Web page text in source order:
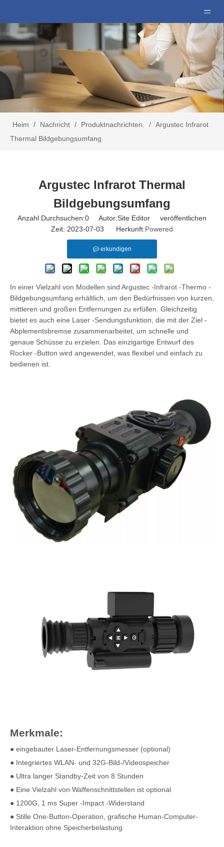
Heim / Nachricht / Produktnachrichten. / Argustec Infrarot
Thermal Bildgebungsumfang
Argustec Infrarot Thermal
Bildgebungsumfang
Anzahl Durchsuchen:0 Autor:Site Editor veröffentlichen
Zeit: 2023-07-03 Herkunft:Powered
erkundigen
In einer Vielzahl von Modellen sind Argustec -Infrarot -Thermo -
Bildgebungsumfang erhältlich, um den Bedürfnissen von kurzen,
mittleren und großen Entfernungen zu erfüllen. Gleichzeitig
bietet es auch eine Laser -Sendungsfunktion, die mit der Ziel -
Abplementsbremse zusammenarbeitet, um schnelle und
genaue Schüsse zu erzielen. Das einzigartige Entwurf des
Rocker -Button wird angewendet, was flexibel und einfach zu
bedienen ist.
Merkmale:
● eingebauter Laser-Entfernungsmesser (optional)
● Integriertes WLAN- und 32G-Bild-/Videospeicher
● Ultra langer Standby-Zeit von 8 Stunden
● Eine Vielzahl von Waffenschnittstellen ist optional
● 1200G, 1 ms Super -Impact -Widerstand
● Stille One-Button-Operation, grafische Human-Computer-
Interaktion ohne Speicherbelastung